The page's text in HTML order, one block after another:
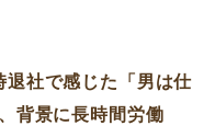
社で感じた「男は仕
背景に長時間労働